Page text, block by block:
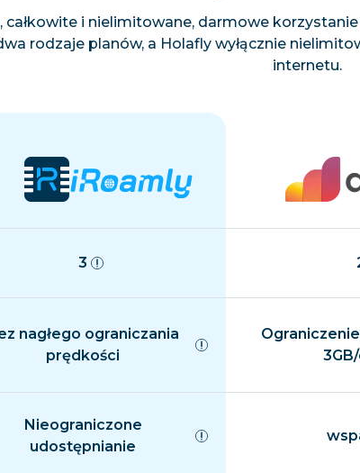
i nielimitowane, darmowe
rodzaje planów, a Holafly wyłącznie
internetu.
3
nagłego ograniczania
prędkości
Nieograniczone
udostępnianie